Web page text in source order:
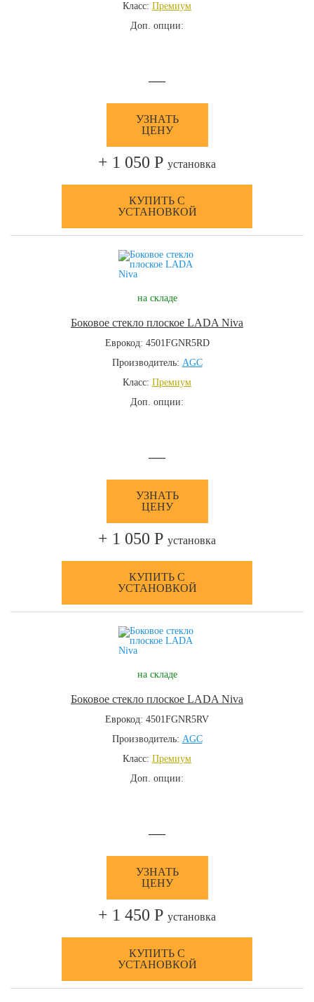
Класс: Премиум
Доп. опции:
—
УЗНАТЬ
ЦЕНУ
+ 1 050 Р установка
КУПИТЬ С
УСТАНОВКОЙ
на складе
Боковое стекло плоское LADA Niva
Еврокод: 4501FGNR5RD
Производитель: AGC
Класс: Премиум
Доп. опции:
—
УЗНАТЬ
ЦЕНУ
+ 1 050 Р установка
КУПИТЬ С
УСТАНОВКОЙ
на складе
Боковое стекло плоское LADA Niva
Еврокод: 4501FGNR5RV
Производитель: AGC
Класс: Премиум
Доп. опции:
—
УЗНАТЬ
ЦЕНУ
+ 1 450 Р установка
КУПИТЬ С
УСТАНОВКОЙ